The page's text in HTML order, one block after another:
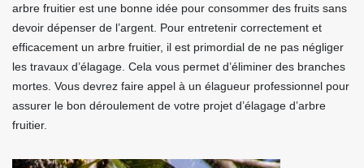
arbre fruitier est une bonne idée pour consommer des fruits sans
devoir dépenser de l’argent. Pour entretenir correctement et
efficacement un arbre fruitier, il est primordial de ne pas négliger
les travaux d’élagage. Cela vous permet d’éliminer des branches
mortes. Vous devrez faire appel à un élagueur professionnel pour
assurer le bon déroulement de votre projet d’élagage d’arbre
fruitier.